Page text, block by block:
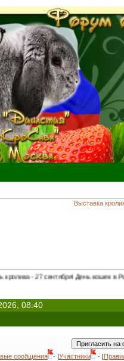
День кошек в России - 1
08:40
сообщения · |Участники · |